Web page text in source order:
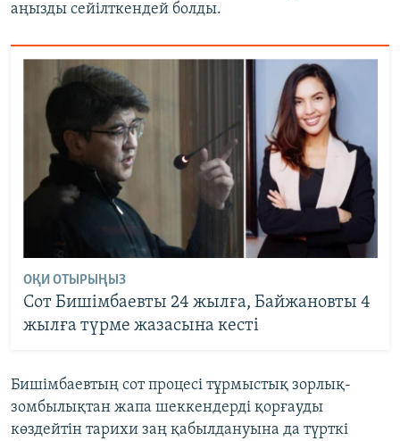
аңызды сейілткендей болды.
ОҚИ ОТЫРЫҢЫЗ
Сот Бишімбаевты 24 жылға, Байжановты 4
жылға түрме жазасына кесті
Бишімбаевтың сот процесі тұрмыстық зорлық-
зомбылықтан жапа шеккендерді қорғауды
көздейтін тарихи заң қабылдануына да түрткі